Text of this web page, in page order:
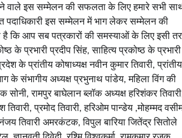
वाले इस सम्मेलन की सफलता के लिए हमारे सभी
पदाधिकारी इस सम्मेलन में भाग लेकर सम्मेलन की
है कि आप सब पत्रकारों की समस्याओं के लिए इसी
के प्रभारी प्रदीप सिंह, साहित्य प्रकोष्ठ के प्रभारी
के प्रांतीय कोषाध्यक्ष नवीन कुमार तिवारी, प्रांतीय
के संभागीय अध्यक्ष प्रभुनाथ पांडेय, महिला विंग की
रामपुर बाघेलान ब्लॉक अध्यक्ष हरिशंकर
प्रमोद तिवारी, हरिओम पान्डेय ,मोहम्मद
तिवारी अमरकंटक, विपुल बारिया जितेंद्र सितोले